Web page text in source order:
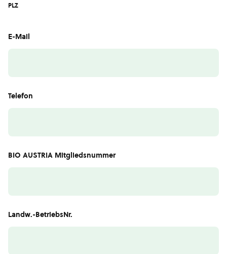
PLZ
E-Mail
Telefon
BIO AUSTRIA Mitgliedsnummer
Landw.-BetriebsNr.